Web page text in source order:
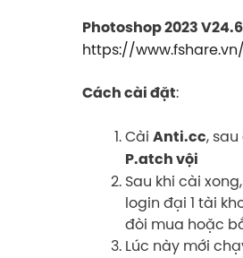
Photoshop 2023
https://www.fshare.vn/
Cách cài đặt:
Cài Anti.cc,
P.atch vội
Sau khi cài
login đại 1 tài
đòi mua hoặc
Lúc này mới